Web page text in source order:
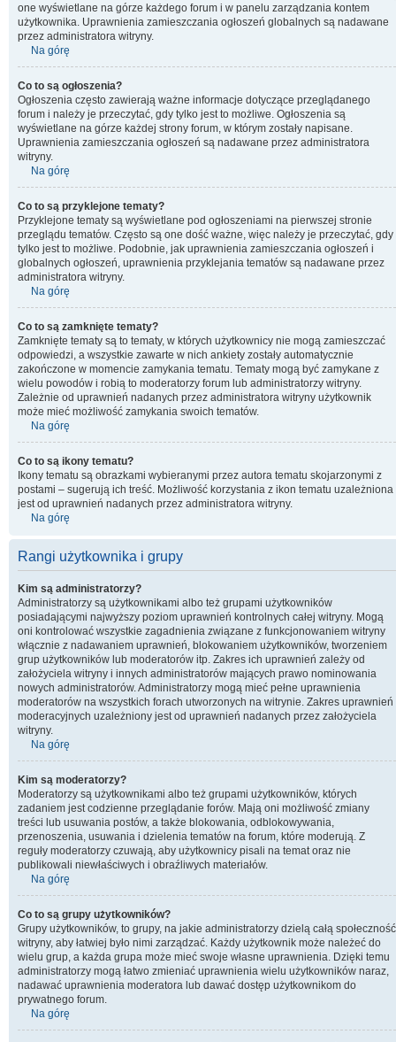
one wyświetlane na górze każdego forum i w panelu zarządzania kontem
użytkownika. Uprawnienia zamieszczania ogłoszeń globalnych są nadawane
przez administratora witryny.
Na górę
Co to są ogłoszenia?
Ogłoszenia często zawierają ważne informacje dotyczące przeglądanego
forum i należy je przeczytać, gdy tylko jest to możliwe. Ogłoszenia są
wyświetlane na górze każdej strony forum, w którym zostały napisane.
Uprawnienia zamieszczania ogłoszeń są nadawane przez administratora
witryny.
Na górę
Co to są przyklejone tematy?
Przyklejone tematy są wyświetlane pod ogłoszeniami na pierwszej stronie
przeglądu tematów. Często są one dość ważne, więc należy je przeczytać, gdy
tylko jest to możliwe. Podobnie, jak uprawnienia zamieszczania ogłoszeń i
globalnych ogłoszeń, uprawnienia przyklejania tematów są nadawane przez
administratora witryny.
Na górę
Co to są zamknięte tematy?
Zamknięte tematy są to tematy, w których użytkownicy nie mogą zamieszczać
odpowiedzi, a wszystkie zawarte w nich ankiety zostały automatycznie
zakończone w momencie zamykania tematu. Tematy mogą być zamykane z
wielu powodów i robią to moderatorzy forum lub administratorzy witryny.
Zależnie od uprawnień nadanych przez administratora witryny użytkownik
może mieć możliwość zamykania swoich tematów.
Na górę
Co to są ikony tematu?
Ikony tematu są obrazkami wybieranymi przez autora tematu skojarzonymi z
postami – sugerują ich treść. Możliwość korzystania z ikon tematu uzależniona
jest od uprawnień nadanych przez administratora witryny.
Na górę
Rangi użytkownika i grupy
Kim są administratorzy?
Administratorzy są użytkownikami albo też grupami użytkowników
posiadającymi najwyższy poziom uprawnień kontrolnych całej witryny. Mogą
oni kontrolować wszystkie zagadnienia związane z funkcjonowaniem witryny
włącznie z nadawaniem uprawnień, blokowaniem użytkowników, tworzeniem
grup użytkowników lub moderatorów itp. Zakres ich uprawnień zależy od
założyciela witryny i innych administratorów mających prawo nominowania
nowych administratorów. Administratorzy mogą mieć pełne uprawnienia
moderatorów na wszystkich forach utworzonych na witrynie. Zakres uprawnień
moderacyjnych uzależniony jest od uprawnień nadanych przez założyciela
witryny.
Na górę
Kim są moderatorzy?
Moderatorzy są użytkownikami albo też grupami użytkowników, których
zadaniem jest codzienne przeglądanie forów. Mają oni możliwość zmiany
treści lub usuwania postów, a także blokowania, odblokowywania,
przenoszenia, usuwania i dzielenia tematów na forum, które moderują. Z
reguły moderatorzy czuwają, aby użytkownicy pisali na temat oraz nie
publikowali niewłaściwych i obraźliwych materiałów.
Na górę
Co to są grupy użytkowników?
Grupy użytkowników, to grupy, na jakie administratorzy dzielą całą społeczność
witryny, aby łatwiej było nimi zarządzać. Każdy użytkownik może należeć do
wielu grup, a każda grupa może mieć swoje własne uprawnienia. Dzięki temu
administratorzy mogą łatwo zmieniać uprawnienia wielu użytkowników naraz,
nadawać uprawnienia moderatora lub dawać dostęp użytkownikom do
prywatnego forum.
Na górę